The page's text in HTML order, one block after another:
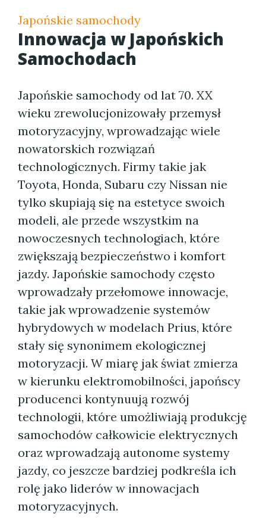
Japońskie samochody
Innowacja w Japońskich
Samochodach
Japońskie samochody od lat 70. XX
wieku zrewolucjonizowały przemysł
motoryzacyjny, wprowadzając wiele
nowatorskich rozwiązań
technologicznych. Firmy takie jak
Toyota, Honda, Subaru czy Nissan nie
tylko skupiają się na estetyce swoich
modeli, ale przede wszystkim na
nowoczesnych technologiach, które
zwiększają bezpieczeństwo i komfort
jazdy. Japońskie samochody często
wprowadzały przełomowe innowacje,
takie jak wprowadzenie systemów
hybrydowych w modelach Prius, które
stały się synonimem ekologicznej
motoryzacji. W miarę jak świat zmierza
w kierunku elektromobilności, japońscy
producenci kontynuują rozwój
technologii, które umożliwiają produkcję
samochodów całkowicie elektrycznych
oraz wprowadzają autonome systemy
jazdy, co jeszcze bardziej podkreśla ich
rolę jako liderów w innowacjach
motoryzacyjnych.